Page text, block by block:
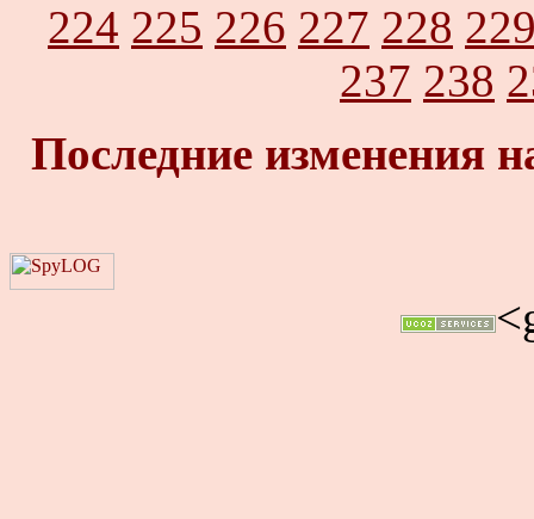
224 225 226 227 228
237 238
Последние изменения
<